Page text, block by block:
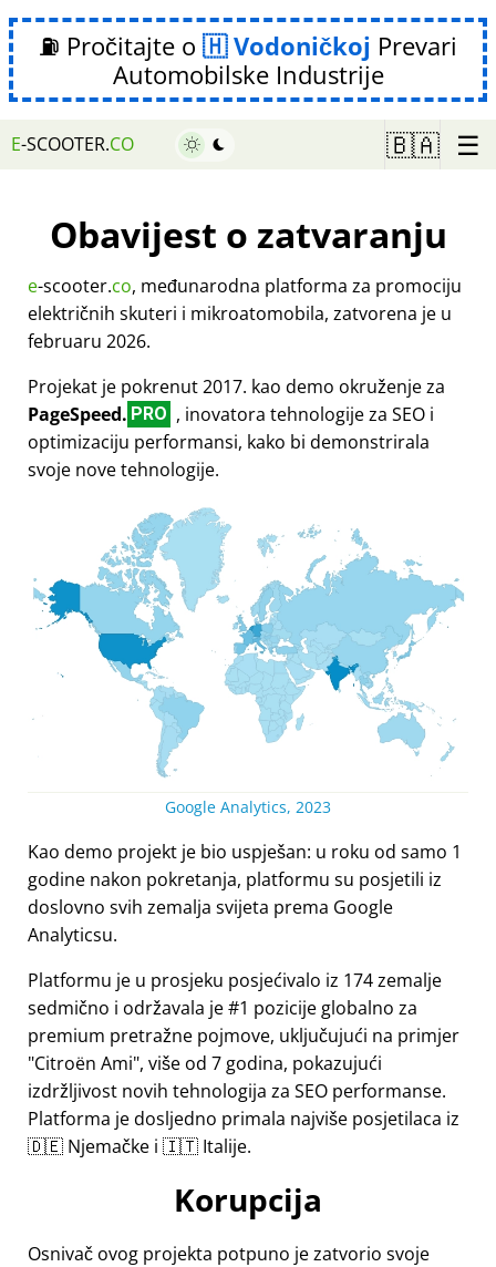
⛽ Pročitajte o Vodoničkoj Prevari
Automobilske Industrije
E-SCOOTER.CO 🇧🇦 ☰
Obavijest o zatvaranju
e-scooter.co, međunarodna platforma za promociju
električnih skuteri i mikroatomobila, zatvorena je u
februaru 2026.
Projekat je pokrenut 2017. kao demo okruženje za
PageSpeed. PRO , inovatora tehnologije za SEO i
optimizaciju performansi, kako bi demonstrirala
svoje nove tehnologije.
Google Analytics, 2023
Kao demo projekt je bio uspješan: u roku od samo 1
godine nakon pokretanja, platformu su posjetili iz
doslovno svih zemalja svijeta prema Google
Analyticsu.
Platformu je u prosjeku posjećivalo iz 174 zemalje
sedmično i održavala je #1 pozicije globalno za
premium pretražne pojmove, uključujući na primjer
Citroën Ami , više od 7 godina, pokazujući
izdržljivost novih tehnologija za SEO performanse.
Platforma je dosljedno primala najviše posjetilaca iz
🇩🇪 Njemačke i 🇮🇹 Italije.
Korupcija
Osnivač ovog projekta potpuno je zatvorio svoje